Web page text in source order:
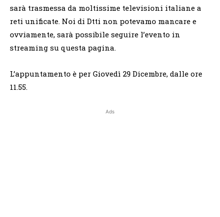
sarà trasmessa da moltissime televisioni italiane a
reti unificate. Noi di Dtti non potevamo mancare e
ovviamente, sarà possibile seguire l’evento in
streaming su questa pagina.
L’appuntamento è per Giovedì 29 Dicembre, dalle ore
11.55.
Ads